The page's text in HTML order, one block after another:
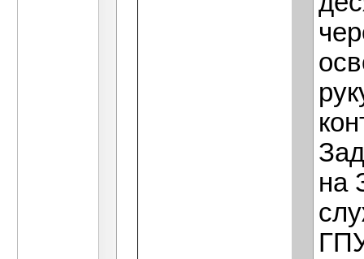
на